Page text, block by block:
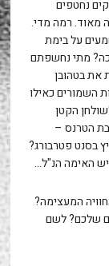
נחטפים
מאוד. רמה מדי.
על בימת
מתי נחשפתם
את בטהובן
השמורים כאילו
הקטן
הטרנס –
בסנט פטרבורג?
האימה הנ"ל…
המעצימה?
שלכם? לשם